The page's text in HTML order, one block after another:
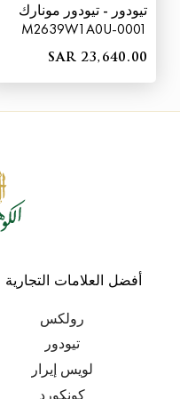
تيودور - تيودور مونارك
M2639W1A0U-0001
SAR 23,640.00
أفضل العلامات التجارية
رولكس
تيودور
لويس إيرار
كونكورد